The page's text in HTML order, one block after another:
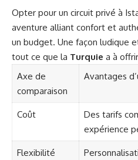
Opter pour un circuit privé à
aventure alliant confort et
un budget. Une façon ludique
tout ce que la Turquie a à
Axe de
comparaison
Avantages
Coût
Des tarifs
expérience
Flexibilité